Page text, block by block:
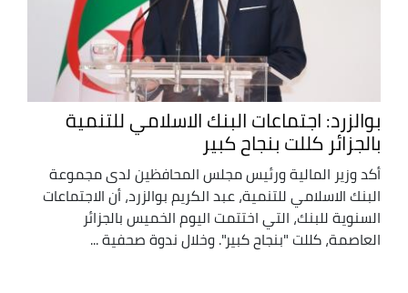
بوالزرد: اجتماعات البنك الاسلامي للتنمية
بالجزائر كللت بنجاح كبير
أكد وزير المالية ورئيس مجلس المحافظين لدى مجموعة
البنك الاسلامي للتنمية، عبد الكريم بوالزرد، أن الاجتماعات
السنوية للبنك، التي اختتمت اليوم الخميس بالجزائر
العاصمة، كللت "بنجاح كبير". وخلال ندوة صحفية ...